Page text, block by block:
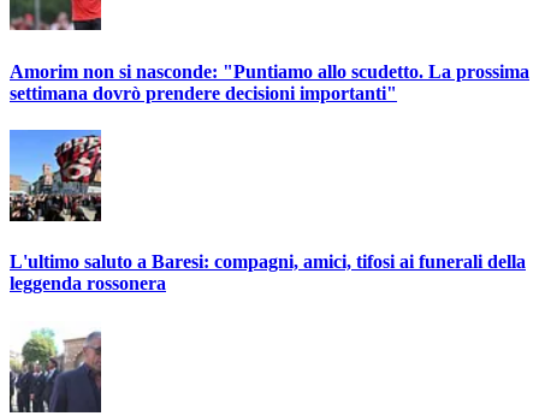
Amorim non si nasconde: "Puntiamo allo scudetto. La prossima
settimana dovrò prendere decisioni importanti"
L'ultimo saluto a Baresi: compagni, amici, tifosi ai funerali della
leggenda rossonera